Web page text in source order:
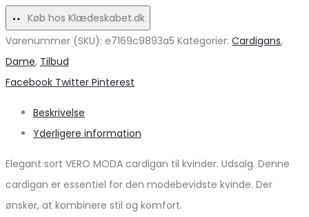
CREAMKøb hos Klædeskabet.dk
Varenummer (SKU): e7169c9893a5 Kategorier: Cardigans,
Dame, Tilbud
Share
Facebook Twitter Pinterest
Beskrivelse
Yderligere information
Elegant sort VERO MODA cardigan til kvinder. Udsalg. Denne
cardigan er essentiel for den modebevidste kvinde. Der
ønsker, at kombinere stil og komfort.